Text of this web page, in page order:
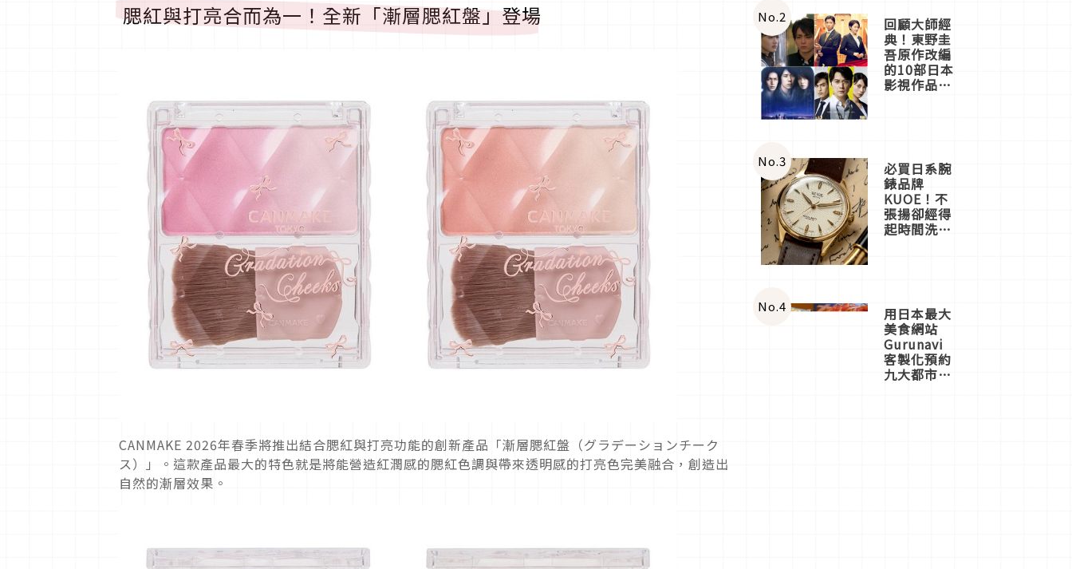
腮紅與打亮合而為一！全新「漸層腮紅盤」登場
CANMAKE 2026年春季將推出結合腮紅與打亮功能的創新產品「漸層腮紅盤（グラデーションチーク
ス）」。這款產品最大的特色就是將能營造紅潤感的腮紅色調與帶來透明感的打亮色完美融合，創造出
自然的漸層效果。
體驗
No.2 回顧大師經
典！東野圭
吾原作改編
的10部日本
影視作品推
No.3 必買日系腕
錶品牌
KUOE！不
張揚卻經得
起時間洗鍊
No.4 用日本最大
美食網站
Gurunavi
客製化預約
九大都市餐